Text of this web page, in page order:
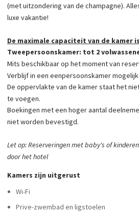
(met uitzondering van de champagne).
luxe vakantie!
De maximale capaciteit van de kamer
Tweepersoonskamer: tot 2
Mits beschikbaar op het moment van
Verblijf in een eenpersoonskamer
De oppervlakte van de kamer staat het
te voegen.
Boekingen met een hoger aantal
niet worden bevestigd.
Let op: Reserveringen met baby's of
door het hotel
Kamers zijn uitgerust
Wi-Fi
Prive-zwembad en ligstoelen